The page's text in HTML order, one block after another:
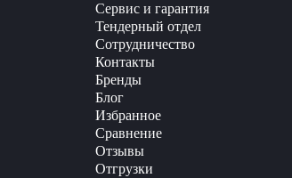
Сервис и гарантия
Тендерный отдел
Сотрудничество
Контакты
Бренды
Блог
Избранное
Сравнение
Отзывы
Отгрузки